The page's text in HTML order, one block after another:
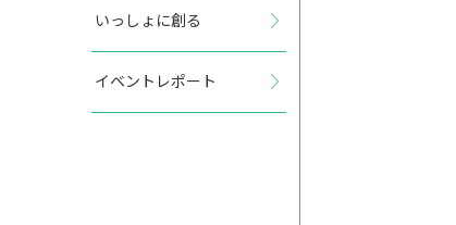
いっしょに創る
イベントレポート